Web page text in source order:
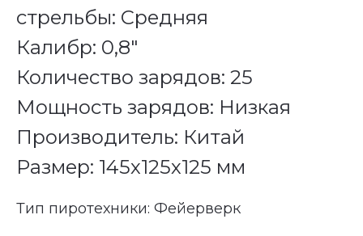
стрельбы: Средняя
Калибр: 0,8"
Количество зарядов: 25
Мощность зарядов: Низкая
Производитель: Китай
Размер: 145х125х125 мм
Тип пиротехники: Фейерверк